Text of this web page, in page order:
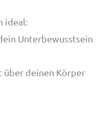
ideal:
Unterbewusstsein
über deinen Körper